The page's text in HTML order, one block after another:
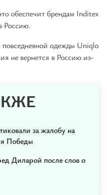
обеспечит брендам Inditex
Россию.
повседневной одежды Uniqlo
не вернется в Россию из-
за жалобу на
Победы
Диларой после слов о